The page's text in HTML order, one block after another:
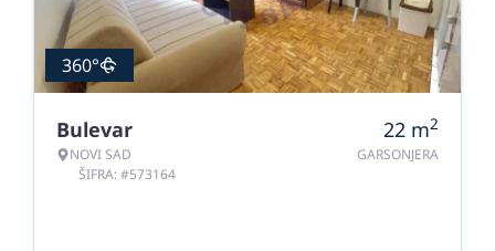
360°
Bulevar
NOVI SAD
ŠIFRA: #573164
22 m2
GARSONJERA